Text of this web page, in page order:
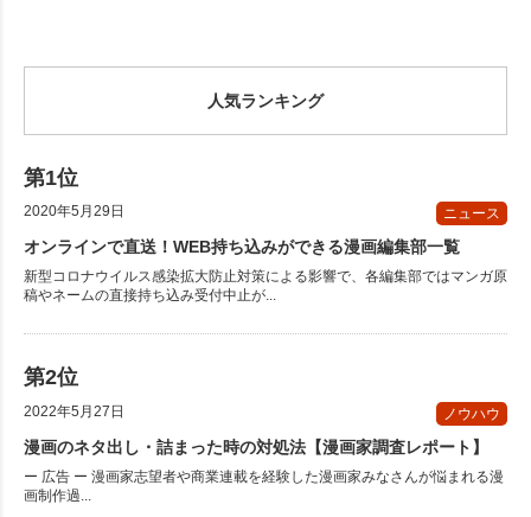
人気ランキング
2020年5月29日 ニュース
オンラインで直送！WEB持ち込みができる漫画編集部一覧
新型コロナウイルス感染拡大防止対策による影響で、各編集部ではマンガ原
稿やネームの直接持ち込み受付中止が...
2022年5月27日 ノウハウ
漫画のネタ出し・詰まった時の対処法【漫画家調査レポート】
ー 広告 ー 漫画家志望者や商業連載を経験した漫画家みなさんが悩まれる漫
画制作過...